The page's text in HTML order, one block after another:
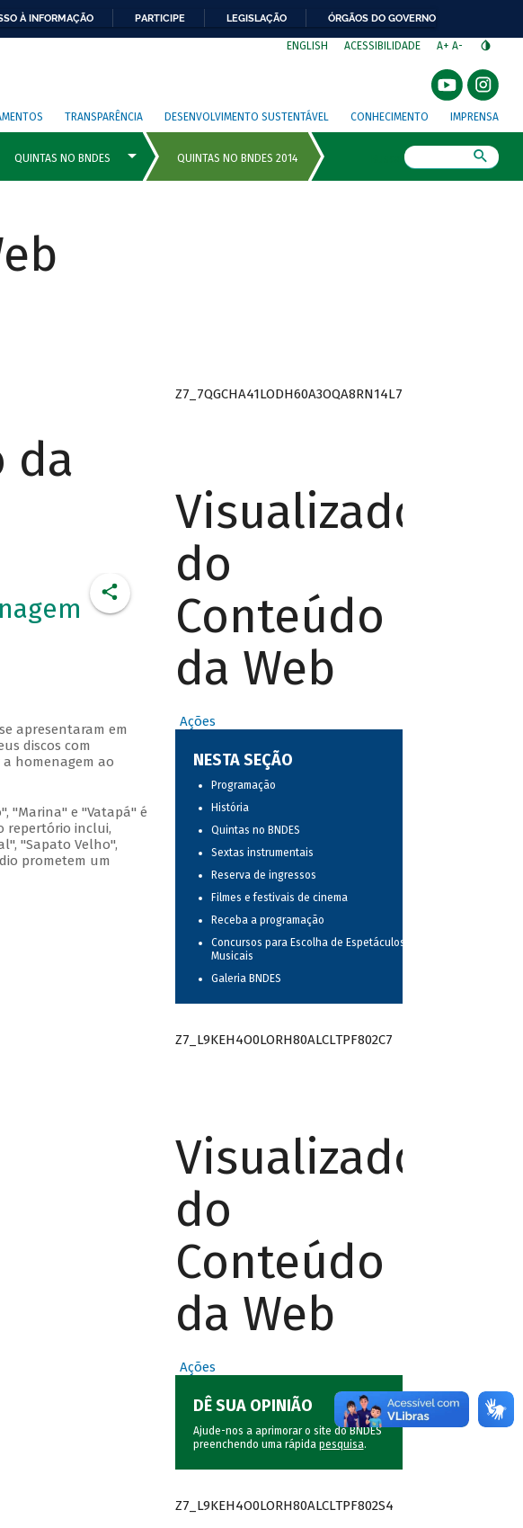
À INFORMAÇÃO PARTICIPE LEGISLAÇÃO ÓRGÃOS DO GOVERNO
ENGLISH ACESSIBILIDADE A+ A-
TRANSPARÊNCIA DESENVOLVIMENTO SUSTENTÁVEL CONHECIMENTO IMPRENSA
da
apresentaram em
discos com
homenagem ao
"Marina" e "Vatapá" é
repertório inclui,
"Sapato Velho",
prometem um
Z7_7QGCHA41LODH60A3OQA8RN14L7
Visualizador
do
Conteúdo
da Web
Ações
NESTA SEÇÃO
Programação
História
Quintas no BNDES
Sextas instrumentais
Reserva de ingressos
Filmes e festivais de cinema
Receba a programação
Concursos para Escolha de Espetáculos
Musicais
Galeria BNDES
Z7_L9KEH4O0LORH80ALCLTPF802C7
Visualizador
do
Conteúdo
da Web
Ações
DÊ SUA OPINIÃO
Ajude-nos a aprimorar o site do BNDES
preenchendo uma rápida pesquisa.
Z7_L9KEH4O0LORH80ALCLTPF802S4